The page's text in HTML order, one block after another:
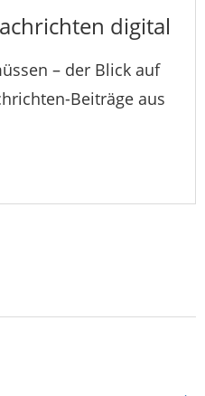
digital
– der Blick auf
Beiträge aus